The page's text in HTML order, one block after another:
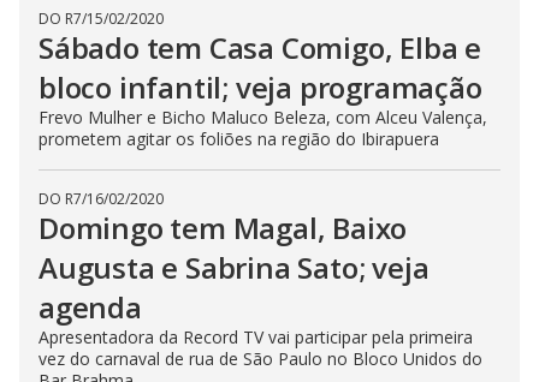
DO R7/15/02/2020
Sábado tem Casa Comigo, Elba e
bloco infantil; veja programação
Frevo Mulher e Bicho Maluco Beleza, com Alceu Valença,
prometem agitar os foliões na região do Ibirapuera
DO R7/16/02/2020
Domingo tem Magal, Baixo
Augusta e Sabrina Sato; veja
agenda
Apresentadora da Record TV vai participar pela primeira
vez do carnaval de rua de São Paulo no Bloco Unidos do